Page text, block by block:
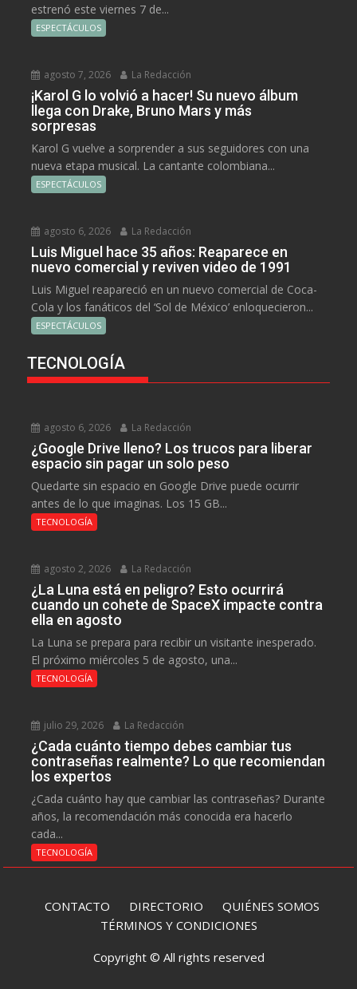
estrenó este viernes 7 de...
ESPECTÁCULOS
agosto 7, 2026 La Redacción
¡Karol G lo volvió a hacer! Su nuevo álbum
llega con Drake, Bruno Mars y más
sorpresas
Karol G vuelve a sorprender a sus seguidores con una
nueva etapa musical. La cantante colombiana...
ESPECTÁCULOS
agosto 6, 2026 La Redacción
Luis Miguel hace 35 años: Reaparece en
nuevo comercial y reviven video de 1991
Luis Miguel reapareció en un nuevo comercial de Coca-
Cola y los fanáticos del ‘Sol de México’ enloquecieron...
ESPECTÁCULOS
TECNOLOGÍA
agosto 6, 2026 La Redacción
¿Google Drive lleno? Los trucos para liberar
espacio sin pagar un solo peso
Quedarte sin espacio en Google Drive puede ocurrir
antes de lo que imaginas. Los 15 GB...
TECNOLOGÍA
agosto 2, 2026 La Redacción
¿La Luna está en peligro? Esto ocurrirá
cuando un cohete de SpaceX impacte contra
ella en agosto
La Luna se prepara para recibir un visitante inesperado.
El próximo miércoles 5 de agosto, una...
TECNOLOGÍA
julio 29, 2026 La Redacción
¿Cada cuánto tiempo debes cambiar tus
contraseñas realmente? Lo que recomiendan
los expertos
¿Cada cuánto hay que cambiar las contraseñas? Durante
años, la recomendación más conocida era hacerlo
cada...
TECNOLOGÍA
CONTACTO DIRECTORIO QUIÉNES SOMOS
TÉRMINOS Y CONDICIONES
Copyright © All rights reserved